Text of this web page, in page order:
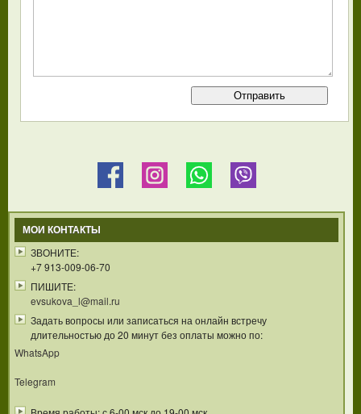
МОИ КОНТАКТЫ
ЗВОНИТЕ:
+7 913-009-06-70
ПИШИТЕ:
evsukova_l@mail.ru
Задать вопросы или записаться на онлайн встречу
длительностью до 20 минут без оплаты можно по:
WhatsApp
Telegram